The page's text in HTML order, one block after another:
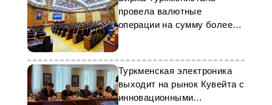
провела валютные
операции на сумму более
$41 млн
Туркменская электроника
выходит на рынок Кувейта с
инновационными